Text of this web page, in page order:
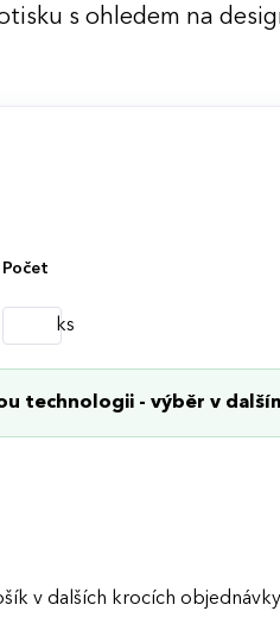
s ohledem na
Počet
ks
technologii - výběr v
v dalších krocích objednávky